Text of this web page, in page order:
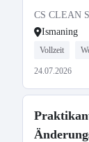
CS CLEAN
Ismaning
Vollzeit
24.07.2026